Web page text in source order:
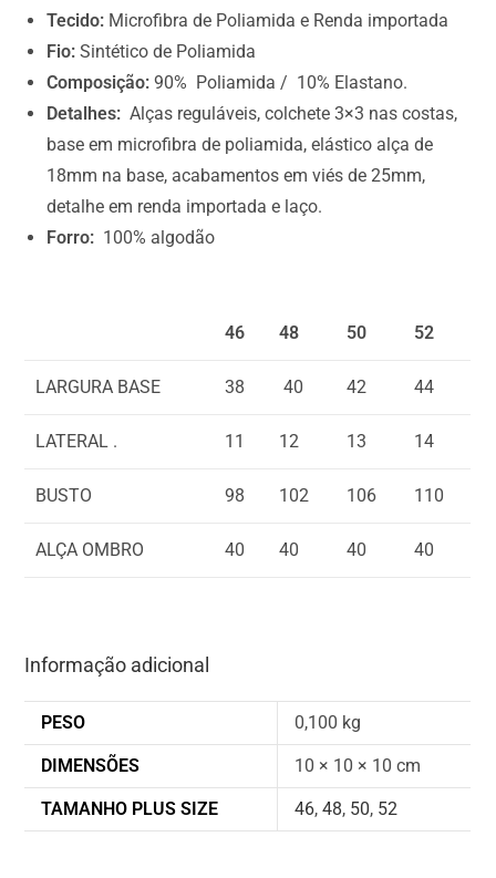
0
.
0
0
Tecido: Microfibra de Poliamida e Renda importada
Fio: Sintético de Poliamida
Composição: 90% Poliamida / 10% Elastano.
Detalhes: Alças reguláveis, colchete 3×3 nas costas,
base em microfibra de poliamida, elástico alça de
18mm na base, acabamentos em viés de 25mm,
detalhe em renda importada e laço.
Forro: 100% algodão
46 48 50 52
LARGURA BASE 38 40 42 44
LATERAL . 11 12 13 14
BUSTO 98 102 106 110
ALÇA OMBRO 40 40 40 40
Informação adicional
PESO 0,100 kg
DIMENSÕES 10 × 10 × 10 cm
TAMANHO PLUS SIZE 46,48, 50, 52